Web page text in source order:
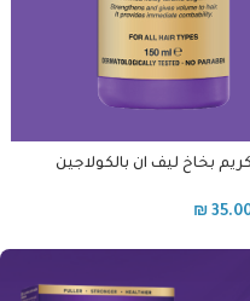
كريم بخاخ ليف ان بالكولاجين
₪